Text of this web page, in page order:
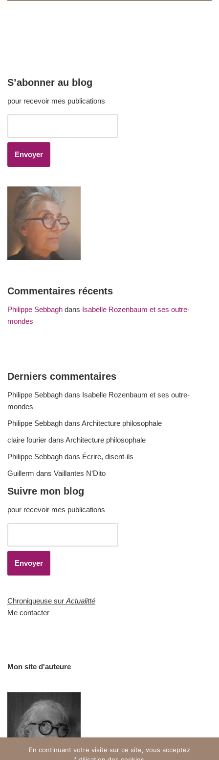
S’abonner au blog
pour recevoir mes publications
Commentaires récents
Philippe Sebbagh dans Isabelle Rozenbaum et ses outre-
mondes
Derniers commentaires
Philippe Sebbagh dans Isabelle Rozenbaum et ses outre-
mondes
Philippe Sebbagh dans Architecture philosophale
claire fourier dans Architecture philosophale
Philippe Sebbagh dans Écrire, disent-ils
Guillerm dans Vaillantes N’Dito
Suivre mon blog
pour recevoir mes publications
Chroniqueuse sur Actualitté
Me contacter
Mon site d'auteure
En continuant votre visite sur ce site, vous acceptez